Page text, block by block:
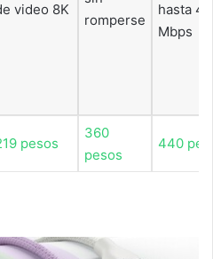
video 8K
romperse
hasta
Mbps
pesos
360
pesos
440